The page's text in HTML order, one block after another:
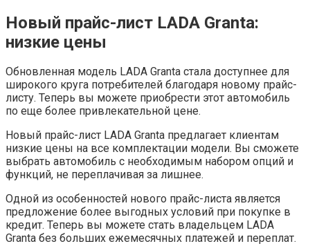
Новый прайс-лист LADA Granta:
низкие цены
Обновленная модель LADA Granta стала доступнее для
широкого круга потребителей благодаря новому прайс-
листу. Теперь вы можете приобрести этот автомобиль
по еще более привлекательной цене.
Новый прайс-лист LADA Granta предлагает клиентам
низкие цены на все комплектации модели. Вы сможете
выбрать автомобиль с необходимым набором опций и
функций, не переплачивая за лишнее.
Одной из особенностей нового прайс-листа является
предложение более выгодных условий при покупке в
кредит. Теперь вы можете стать владельцем LADA
Granta без больших ежемесячных платежей и переплат.